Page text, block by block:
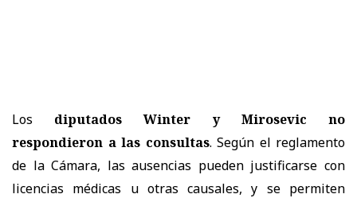
Los diputados Winter y Mirosevic no
respondieron a las consultas. Según el reglamento
de la Cámara, las ausencias pueden justificarse con
licencias médicas u otras causales, y se permiten